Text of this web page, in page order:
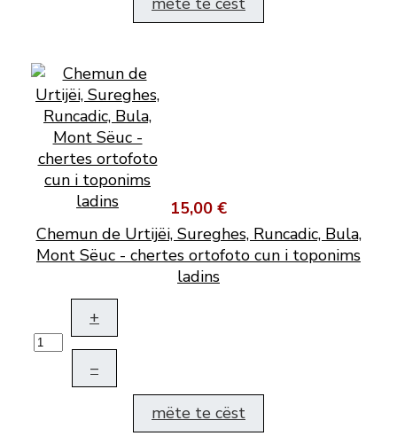
15,00 €
Chemun de Urtijëi, Sureghes, Runcadic, Bula,
Mont Sëuc - chertes ortofoto cun i toponims
ladins
+
–
mëte te cëst